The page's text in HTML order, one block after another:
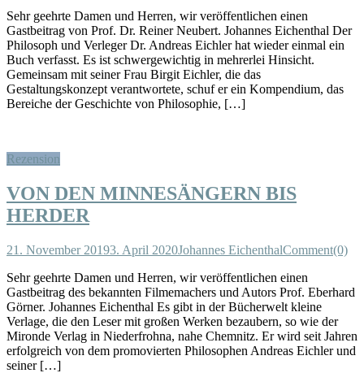
Sehr geehrte Damen und Herren, wir veröffentlichen einen
Gastbeitrag von Prof. Dr. Reiner Neubert. Johannes Eichenthal Der
Philosoph und Verleger Dr. Andreas Eichler hat wieder einmal ein
Buch verfasst. Es ist schwergewichtig in mehrerlei Hinsicht.
Gemeinsam mit seiner Frau Birgit Eichler, die das
Gestaltungskonzept verantwortete, schuf er ein Kompendium, das
Bereiche der Geschichte von Philosophie, […]
Rezension
VON DEN MINNESÄNGERN BIS
HERDER
21. November 20193. April 2020Johannes EichenthalComment(0)
Sehr geehrte Damen und Herren, wir veröffentlichen einen
Gastbeitrag des bekannten Filmemachers und Autors Prof. Eberhard
Görner. Johannes Eichenthal Es gibt in der Bücherwelt kleine
Verlage, die den Leser mit großen Werken bezaubern, so wie der
Mironde Verlag in Niederfrohna, nahe Chemnitz. Er wird seit Jahren
erfolgreich von dem promovierten Philosophen Andreas Eichler und
seiner […]